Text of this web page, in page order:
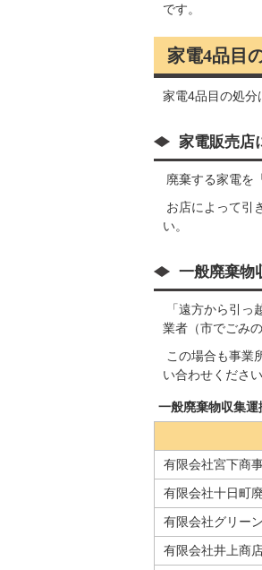
です。
家電4品目
家電4品目の処分
家電販売店
廃棄する家電を
お店によって引
い。
一般廃棄物
「遠方から引っ
業者（市でごみ
この場合も事業
い合わせください
一般廃棄物収集運
有限会社宮下商
有限会社十日町
有限会社グリー
有限会社井上商